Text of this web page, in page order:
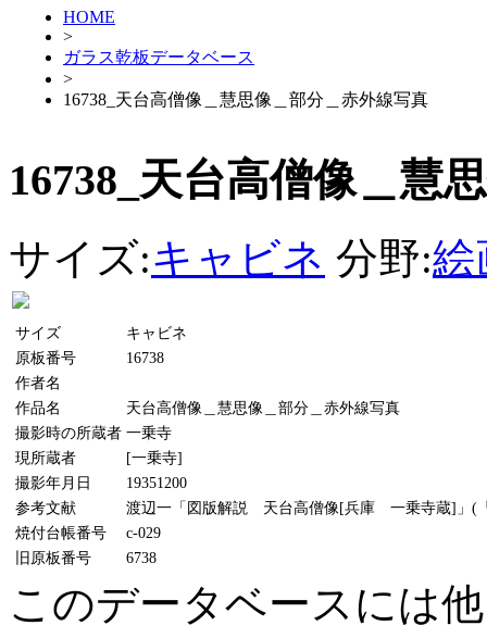
HOME
>
ガラス乾板データベース
>
16738_天台高僧像＿慧思像＿部分＿赤外線写真
16738_天台高僧像＿慧
サイズ:キャビネ 分野:絵
サイズ
キャビネ
原板番号
16738
作者名
作品名
天台高僧像＿慧思像＿部分＿赤外線写真
撮影時の所蔵者 一乗寺
現所蔵者
[一乗寺]
撮影年月日
19351200
参考文献
渡辺一「図版解説 天台高僧像[兵庫 一乗寺蔵]」(
焼付台帳番号
c-029
旧原板番号
6738
このデータベースには